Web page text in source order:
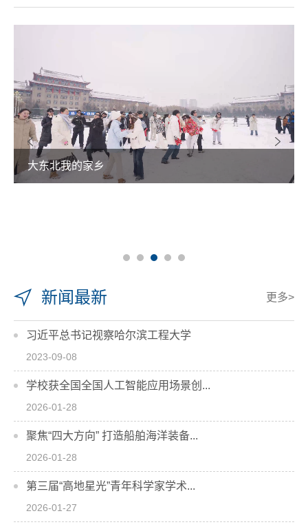
大东北我的家乡
新闻最新 更多>
习近平总书记视察哈尔滨工程大学
2023-09-08
学校获全国全国人工智能应用场景创...
2026-01-28
聚焦“四大方向” 打造船舶海洋装备...
2026-01-28
第三届“高地星光”青年科学家学术...
2026-01-27